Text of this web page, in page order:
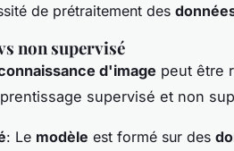
de prétraitement des
non supervisé
d'image peut être
supervisé et non
: Le modèle est formé sur des